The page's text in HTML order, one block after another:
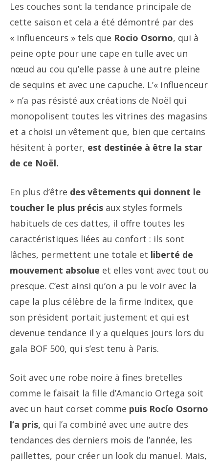
Les couches sont la tendance principale de
cette saison et cela a été démontré par des
« influenceurs » tels que Rocio Osorno, qui à
peine opte pour une cape en tulle avec un
nœud au cou qu’elle passe à une autre pleine
de sequins et avec une capuche. L’« influenceur
» n’a pas résisté aux créations de Noël qui
monopolisent toutes les vitrines des magasins
et a choisi un vêtement que, bien que certains
hésitent à porter, est destinée à être la star
de ce Noël.
En plus d’être des vêtements qui donnent le
toucher le plus précis aux styles formels
habituels de ces dattes, il offre toutes les
caractéristiques liées au confort : ils sont
lâches, permettent une totale et liberté de
mouvement absolue et elles vont avec tout ou
presque. C’est ainsi qu’on a pu le voir avec la
cape la plus célèbre de la firme Inditex, que
son président portait justement et qui est
devenue tendance il y a quelques jours lors du
gala BOF 500, qui s’est tenu à Paris.
Soit avec une robe noire à fines bretelles
comme le faisait la fille d’Amancio Ortega soit
avec un haut corset comme puis Rocío Osorno
l’a pris, qui l’a combiné avec une autre des
tendances des derniers mois de l’année, les
paillettes, pour créer un look du manuel. Mais,